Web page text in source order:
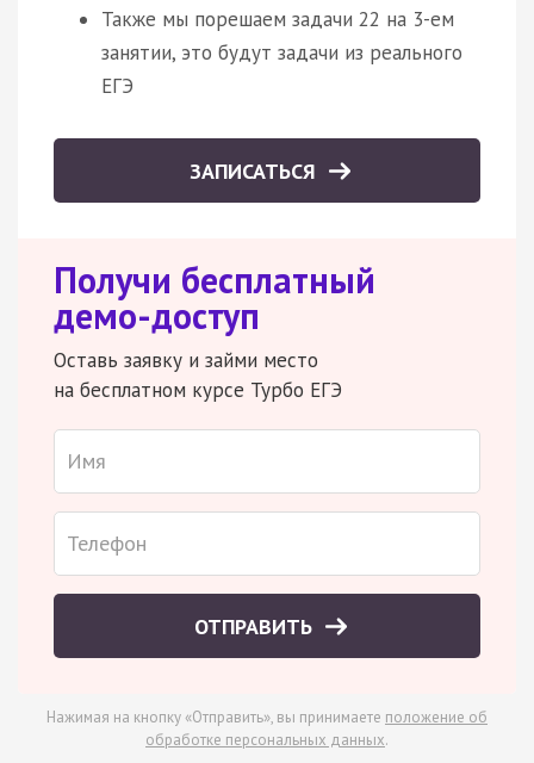
Также мы порешаем задачи 22 на 3-ем
занятии, это будут задачи из реального
ЕГЭ
ЗАПИСАТЬСЯ
Получи бесплатный
демо-доступ
Оставь заявку и займи место
на бесплатном курсе Турбо ЕГЭ
ОТПРАВИТЬ
Нажимая на кнопку «Отправить», вы принимаете положение об
обработке персональных данных.